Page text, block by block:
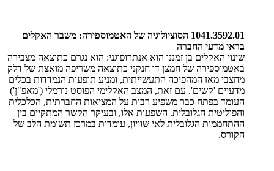
1041.3592.01 הסוציולוגיה של האטמוספירה: משבר האקלים
בראי מדעי החברה
שינוי האקלים בן זמננו הוא אנתרופוגני: הוא נגרם כתוצאה מצבירה
באטמוספירה של חמצן דו חנקני כתוצאה משריפה מואצת של דלק
מחצבי מאז המהפיכה התעשייתית, ומניע תופעות הנמדדות בכלים
מדעיים 'קשים'. עם זאת, המצב האקלימי הפוסט נורמלי ('מאפ"ן')
העומד בפתח כבר משפיע רבות על המציאות החברתית, הכלכלית
והפוליטית הגלובלית. השפעות אלו, ובעיקר הקשר המתקיים בין
ההתחממות הגלובלית לאי שוויון, עומדות במרכז תשומת הלב של
הקורס.